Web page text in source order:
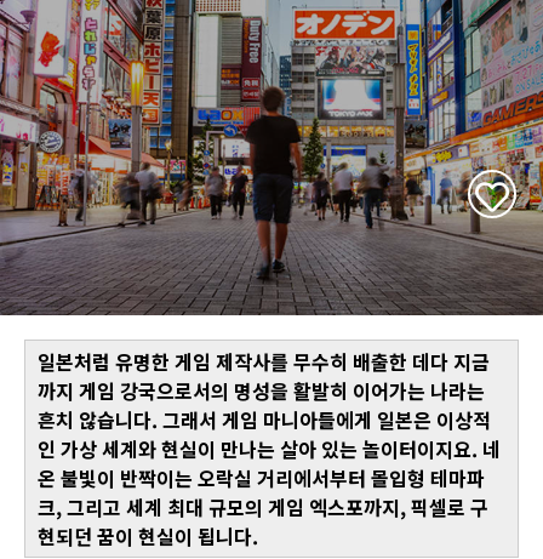
일본처럼 유명한 게임 제작사를 무수히 배출한 데다 지금
까지 게임 강국으로서의 명성을 활발히 이어가는 나라는
흔치 않습니다. 그래서 게임 마니아들에게 일본은 이상적
인 가상 세계와 현실이 만나는 살아 있는 놀이터이지요. 네
온 불빛이 반짝이는 오락실 거리에서부터 몰입형 테마파
크, 그리고 세계 최대 규모의 게임 엑스포까지, 픽셀로 구
현되던 꿈이 현실이 됩니다.